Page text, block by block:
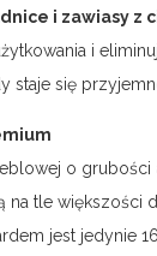
i zawiasy z
i
staje się
o grubości
na tle większości
jest jedynie 16